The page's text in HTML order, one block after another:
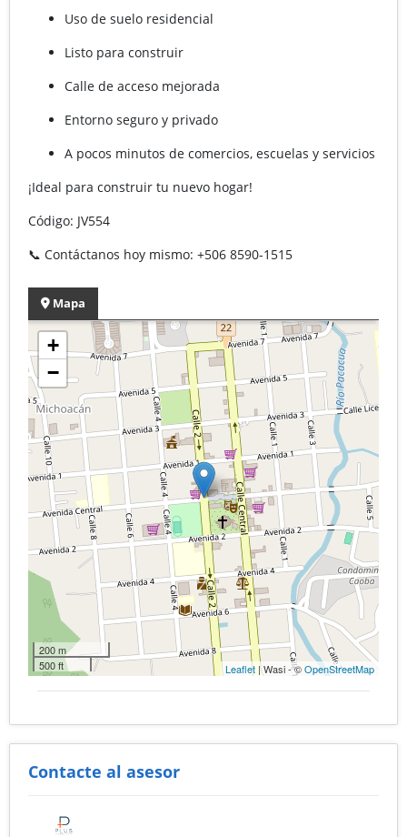
Uso de suelo residencial
Listo para construir
Calle de acceso mejorada
Entorno seguro y privado
A pocos minutos de comercios, escuelas y servicios
¡Ideal para construir tu nuevo hogar!
Código: JV554
📞 Contáctanos hoy mismo: +506 8590-1515
Mapa
+
−
200 m
500 ft
Leaflet | Wasi - ©OpenStreetMap
Contacte al asesor